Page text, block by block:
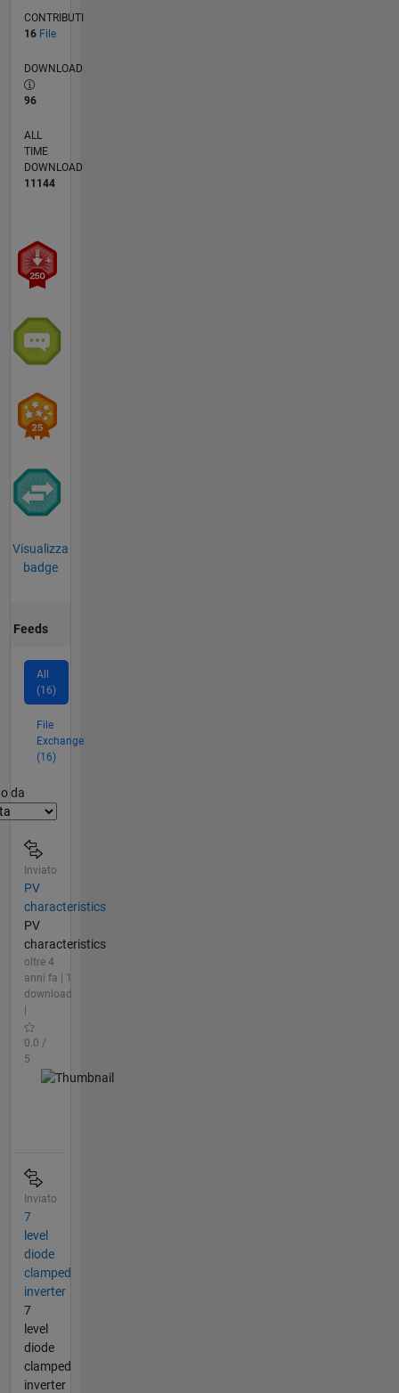
CONTRIBUTI
16 File
DOWNLOAD
96
ALL
TIME
DOWNLOAD
11144
Visualizza
badge
Feeds
All
(16)
File
Exchange
(16)
da
Inviato
PV
characteristics
PV
characteristics
oltre 4
anni fa | 1
download
0.0 /
5
Inviato
7
level
diode
clamped
inverter
7
level
diode
clamped
inverter